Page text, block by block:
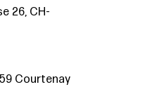
26, CH-
Courtenay